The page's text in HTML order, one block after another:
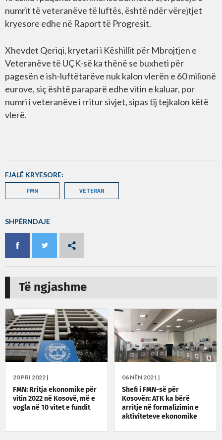
numrit të veteranëve të luftës, është ndër vërejtjet
kryesore edhe në Raport të Progresit.
Xhevdet Qeriqi, kryetari i Këshillit për Mbrojtjen e
Veteranëve të UÇK-së ka thënë se buxheti për
pagesën e ish-luftëtarëve nuk kalon vlerën e 60 milionë
eurove, siç është paraparë edhe vitin e kaluar, por
numri i veteranëve i rritur sivjet, sipas tij tejkalon këtë
vlerë.
FJALË KRYESORE:
FMN VETERAN
SHPËRNDAJE
Të ngjashme
20 PRI 2022 |
FMN: Rritja ekonomike për
vitin 2022 në Kosovë, më e
vogla në 10 vitet e fundit
06 NËN 2021 |
Shefi i FMN-së për
Kosovën: ATK ka bërë
arritje në formalizimin e
aktiviteteve ekonomike